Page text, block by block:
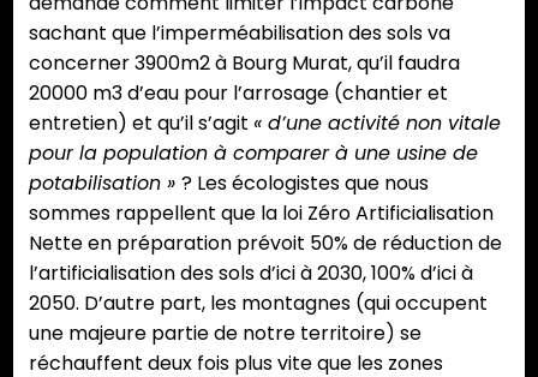
sachant que l’imperméabilisation des sols va
concerner 3900m2 à Bourg Murat, qu’il faudra
20000 m3 d’eau pour l’arrosage (chantier et
entretien) et qu’il s’agit « d’une activité non vitale
pour la population à comparer à une usine de
potabilisation » ? Les écologistes que nous
sommes rappellent que la loi Zéro Artificialisation
Nette en préparation prévoit 50% de réduction de
l’artificialisation des sols d’ici à 2030, 100% d’ici à
2050. D’autre part, les montagnes (qui occupent
une majeure partie de notre territoire) se
réchauffent deux fois plus vite que les zones